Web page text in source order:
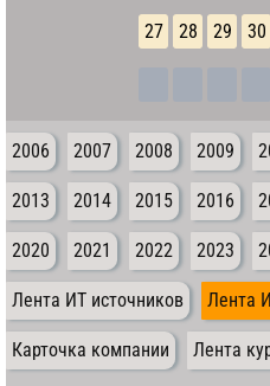
27 28 29 30
2006 2007 2008 2009
2013 2014 2015 2016
2020 2021 2022 2023
Лента ИТ источников Лента
Карточка компании Лента